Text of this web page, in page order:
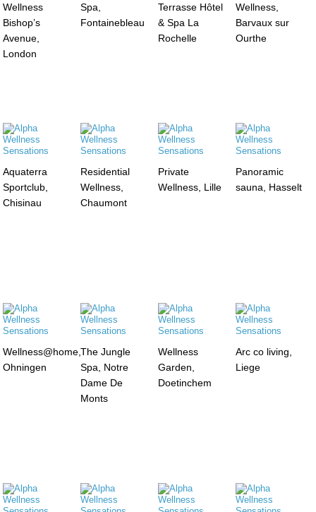
Wellness
Bishop’s
Avenue,
London
Spa,
Fontainebleau
Terrasse Hôtel
& Spa La
Rochelle
Wellness,
Barvaux sur
Ourthe
Aquaterra
Sportclub,
Chisinau
Residential
Wellness,
Chaumont
Private
Wellness, Lille
Panoramic
sauna, Hasselt
Wellness@home,
Ohningen
The Jungle
Spa, Notre
Dame De
Monts
Wellness
Garden,
Doetinchem
Arc co living,
Liege